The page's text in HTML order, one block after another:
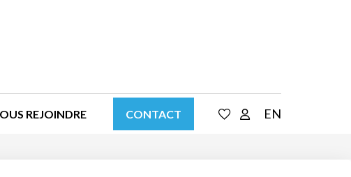
REJOINDRE CONTACT EN